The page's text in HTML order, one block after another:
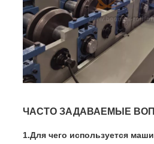
ЧАСТО ЗАДАВАЕМЫЕ
1.Для чего используется